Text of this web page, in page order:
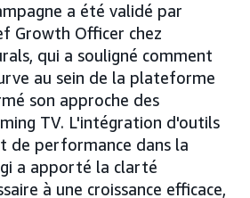
a été validé par
Growth Officer chez
qui a souligné comment
au sein de la plateforme
son approche des
TV. L'intégration d'outils
de performance dans la
a apporté la clarté
à une croissance efficace,